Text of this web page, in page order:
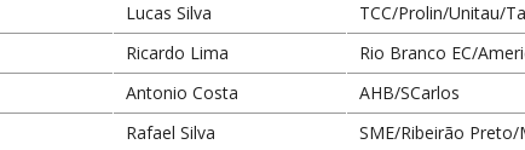
Lucas Silva TCC/Prolin/Unitau/
Ricardo Lima Rio Branco EC/
Antonio Costa AHB/SCarlos
Rafael Silva SME/Ribeirão Preto/